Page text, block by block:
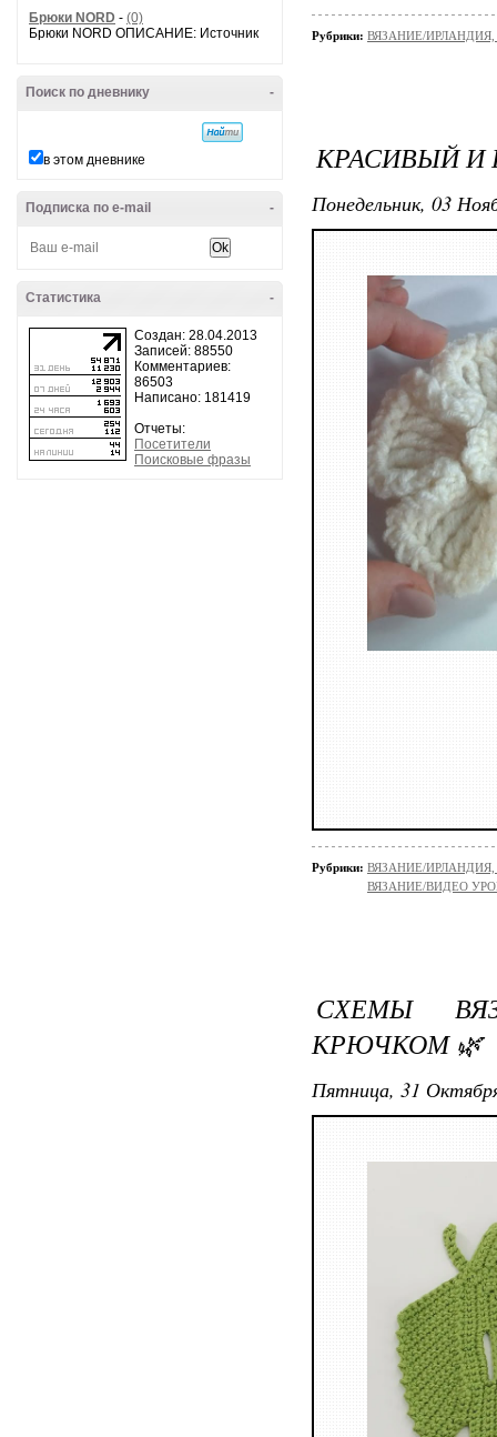
Брюки NORD - (0)
Брюки NORD ОПИСАНИЕ: Источник
-
Поиск по дневнику
в этом дневнике
-
Подписка по e-mail
-
Статистика
Создан: 28.04.2013
Записей: 88550
Комментариев:
86503
Написано: 181419
Отчеты:
Посетители
Поисковые фразы
Рубрики: ВЯЗАНИЕ/
КРАСИВЫЙ
Понедельник, 03
Рубрики: ВЯЗАНИЕ/
ВЯЗАНИЕ/ВИДЕО
СХЕМЫ
КРЮЧКОМ 🌿
Пятница, 31